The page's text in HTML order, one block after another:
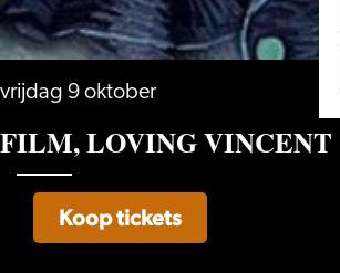
vrijdag 9 oktober
FILM, LOVING VINCENT
Koop tickets